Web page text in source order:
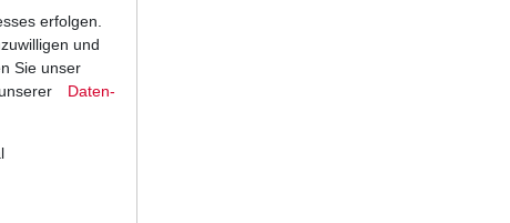
erfolgen.
und
Sie unser
Daten­